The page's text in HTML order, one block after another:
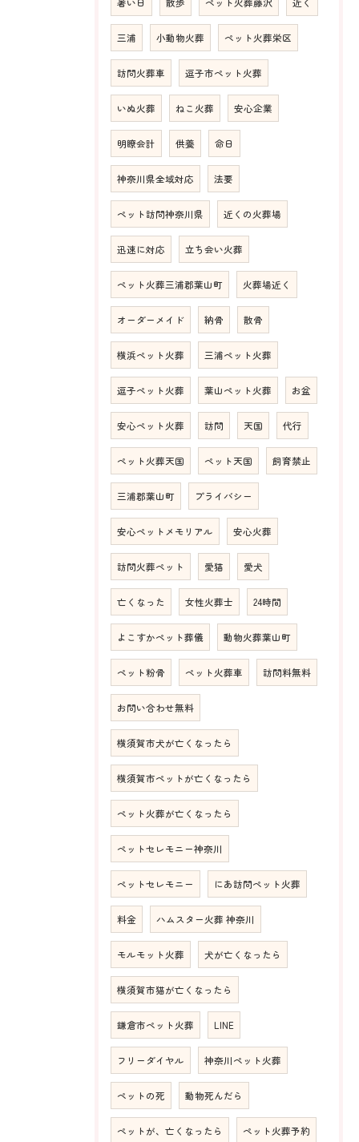
三浦 小動物火葬 ペット火葬栄区
訪問火葬車 逗子市ペット火葬
いぬ火葬 ねこ火葬 安心企業
明瞭会計 供養 命日
神奈川県全域対応 法要
ペット訪問神奈川県 近くの火葬場
迅速に対応 立ち会い火葬
ペット火葬三浦郡葉山町 火葬場近く
オーダーメイド 納骨 散骨
横浜ペット火葬 三浦ペット火葬
逗子ペット火葬 葉山ペット火葬 お盆
安心ペット火葬 訪問 天国 代行
ペット火葬天国 ペット天国 飼育禁止
三浦郡葉山町 プライバシー
安心ペットメモリアル 安心火葬
訪問火葬ペット 愛猫 愛犬
亡くなった 女性火葬士 24時間
よこすかペット葬儀 動物火葬葉山町
ペット粉骨 ペット火葬車 訪問料無料
お問い合わせ無料
横須賀市犬が亡くなったら
横須賀市ペットが亡くなったら
ペット火葬が亡くなったら
ペットセレモニー神奈川
ペットセレモニー にあ訪問ペット火葬
料金 ハムスター火葬 神奈川
モルモット火葬 犬が亡くなったら
横須賀市猫が亡くなったら
鎌倉市ペット火葬 LINE
フリーダイヤル 神奈川ペット火葬
ペットの死 動物死んだら
ペットが、亡くなったら ペット火葬予約